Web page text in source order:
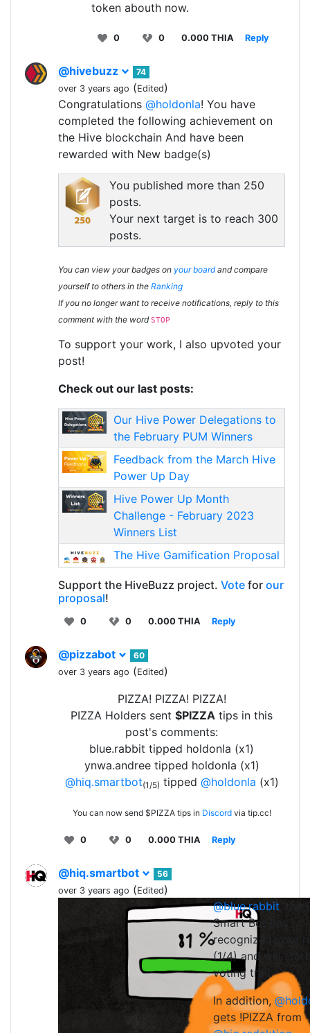
token abouth now.
0 0 0.000 THIA Reply
@hivebuzz
74
over 3 years ago (Edited)
Congratulations @holdonla! You have
completed the following achievement on
the Hive blockchain And have been
rewarded with New badge(s)
You published more than 250
posts.
Your next target is to reach 300
posts.
You can view your badges on your boardand compare
yourself to others in the Ranking
If you no longer want to receive notifications, reply to this
comment with the word STOP
To support your work, I also upvoted your
post!
Check out our last posts:
Our Hive Power Delegations to
the February PUM Winners
Feedback from the March Hive
Power Up Day
Hive Power Up Month
Challenge - February 2023
Winners List
The Hive Gamification Proposal
Support the HiveBuzz project. Vote for our
proposal!
0 0 0.000 THIA Reply
@pizzabot
60
over 3 years ago (Edited)
PIZZA! PIZZA! PIZZA!
PIZZA Holders sent $PIZZA tips in this
post's comments:
blue.rabbit tipped holdonla (x1)
ynwa.andree tipped holdonla (x1)
@hiq.smartbot(1/5) tipped @holdonla (x1)
You can now send $PIZZA tips in Discordvia tip.cc!
0 0 0.000 THIA Reply
@hiq.smartbot
56
over 3 years ago (Edited)
@blue.rabbit, the
Smart Bot has
recognized your
(1/4) and will
voting trail.
In addition,
gets !PIZZA from
0 0